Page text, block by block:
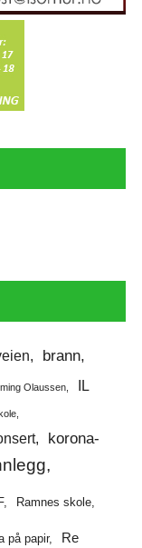
brann
Olaussen
IL
korona-
Ramnes skole
på papir Re